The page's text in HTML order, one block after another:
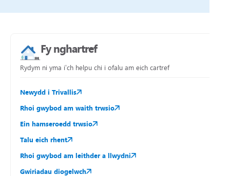
Fy nghartref
Rydym ni yma i’ch helpu chi i ofalu am eich cartref
Newydd i Trivallis
Rhoi gwybod am waith trwsio
Ein hamseroedd trwsio
Talu eich rhent
Rhoi gwybod am leithder a llwydni
Gwiriadau diogelwch